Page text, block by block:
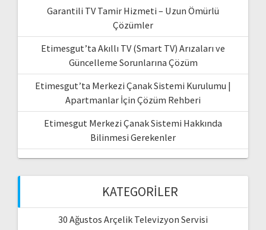
Garantili TV Tamir Hizmeti – Uzun Ömürlü
Çözümler
Etimesgut’ta Akıllı TV (Smart TV) Arızaları ve
Güncelleme Sorunlarına Çözüm
Etimesgut’ta Merkezi Çanak Sistemi Kurulumu |
Apartmanlar İçin Çözüm Rehberi
Etimesgut Merkezi Çanak Sistemi Hakkında
Bilinmesi Gerekenler
KATEGORILER
30 Ağustos Arçelik Televizyon Servisi